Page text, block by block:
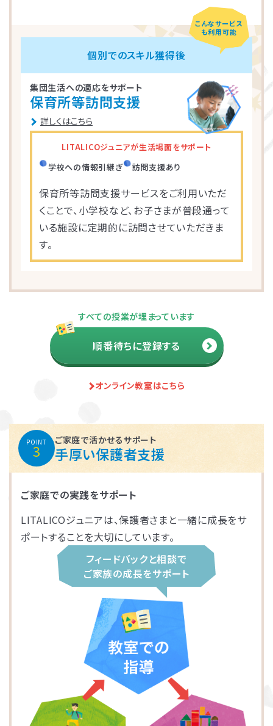
こんなサービス
も利用可能
個別でのスキル獲得後
集団生活への適応をサポート
保育所等訪問支援
詳しくはこちら
LITALICOジュニアが生活場面をサポート
学校への情報引継ぎ
訪問支援あり
保育所等訪問支援サービスをご利用いただ
くことで、小学校など、お子さまが普段通って
いる施設に定期的に訪問させていただきま
す。
すべての授業が埋まっています
順番待ちに登録する
オンライン教室はこちら
POINT
3
ご家庭で活かせるサポート
手厚い保護者支援
ご家庭での実践をサポート
LITALICOジュニアは、保護者さまと一緒に成長をサ
ポートすることを大切にしています。
フィードバックと相談で
ご家族の成長をサポート
LITALICOジュニア
茨城エリアの教室一覧
つくば市
児童発達支援
LITALICOジュニア つくば桜教室
LITALICOジュニア つくば教室
LITALICOジュニア
埼玉エリアの教室一覧
さいたま市浦和区
さいたま市見沼区
さいたま市緑区
さいたま市大宮区
新座市
戸田市
さいたま市南区
富士見市
さいたま市北区
所沢市
越谷市
志木市
LITALICOジュニア
千葉エリアの教室一覧
船橋市
八千代市
市川市
千葉市花見川区
千葉市中央区
LITALICOジュニア
東京エリアの教室一覧
武蔵野市
新宿区
足立区
葛飾区
目黒区
江戸川区
北区
千代田区
練馬区
八王子市
町田市
品川区
江東区
立川市
LITALICOジュニア
神奈川エリアの教室一覧
川崎市川崎区
相模原市中央区
川崎市中原区
大和市
茅ケ崎市
藤沢市
横浜市鶴見区
相模原市緑区
横浜市磯子区
川崎市多摩区
横浜市緑区
川崎市高津区
横浜市金沢区
横浜市中区
横浜市都筑区
LITALICOジュニア
愛知エリアの教室一覧
名古屋市名東区
名古屋市緑区
名古屋市瑞穂区
名古屋市中区
LITALICOジュニア
静岡エリアの教室一覧
静岡市駿河区
児童発達支援
LITALICOジュニア 東静岡駅前教室
LITALICOジュニア 静岡教室
LITALICOジュニア
三重エリアの教室一覧
四日市市
放課後等デイサービス
LITALICOジュニア 四日市教室
LITALICOジュニア 四日市教室
LITALICOジュニア
大阪エリアの教室一覧
寝屋川市
高槻市
東大阪市
池田市
大阪市平野区
堺市西区
大阪市此花区
堺市堺区
門真市向島町
大阪市東淀川区
枚方市
大阪市中央区
大阪市阿倍野区
大阪市北区
大阪市都島区
LITALICOジュニア
兵庫エリアの教室一覧
神戸市東灘区
姫路市
西宮市
LITALICOジュニア
京都エリアの教室一覧
京都市下京区
LITALICOジュニア
奈良エリアの教室一覧
奈良市
LITALICOジュニア
宮城エリアの教室一覧
仙台市太白区
児童発達支援
LITALICOジュニア 仙台富沢教室
児童発達支援
仙台五橋教室
LITALICOジュニア
広島エリアの教室一覧
広島市中区
児童発達支援
LITALICOジュニア 舟入町教室
児童発達支援
広島皆実教室
LITALICOジュニア
福岡エリアの教室一覧
北九州市
福岡市西区
福岡市東区
福岡市博多区
太宰府市
福岡市中央区